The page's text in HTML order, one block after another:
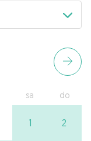
sa do
1 2